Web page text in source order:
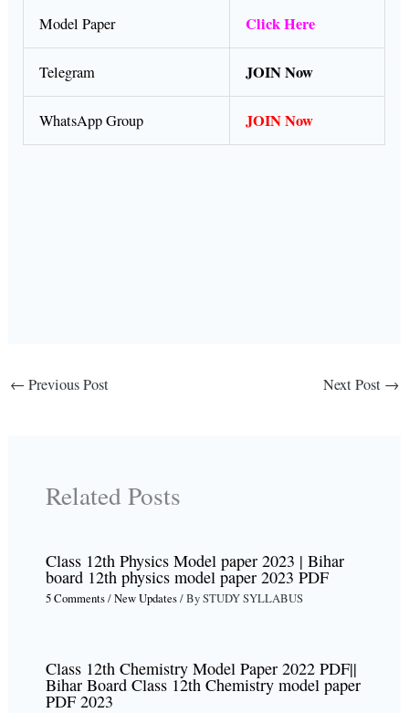
Model Paper Click Here
Telegram JOIN Now
WhatsApp Group JOIN Now
← Previous Post Next Post →
Related Posts
Class 12th Physics Model paper 2023 | Bihar
board 12th physics model paper 2023 PDF
5 Comments/New Updates/ BySTUDY SYLLABUS
Class 12th Chemistry Model Paper 2022 PDF||
Bihar Board Class 12th Chemistry model paper
PDF 2023